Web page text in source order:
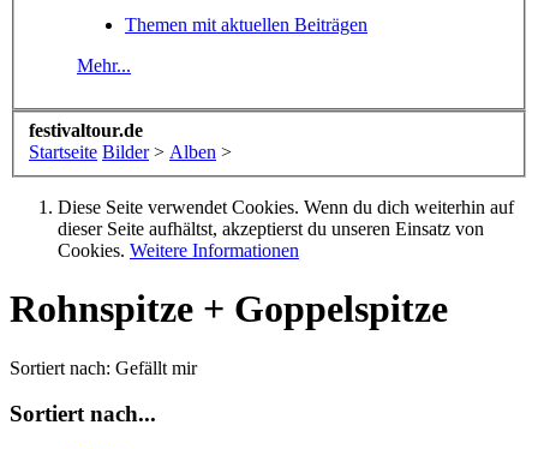
Themen mit aktuellen Beiträgen
Mehr...
festivaltour.de
Startseite Bilder > Alben >
Diese Seite verwendet Cookies. Wenn du dich weiterhin auf
dieser Seite aufhältst, akzeptierst du unseren Einsatz von
Cookies. Weitere Informationen
Rohnspitze + Goppelspitze
Sortiert nach: Gefällt mir
Sortiert nach...